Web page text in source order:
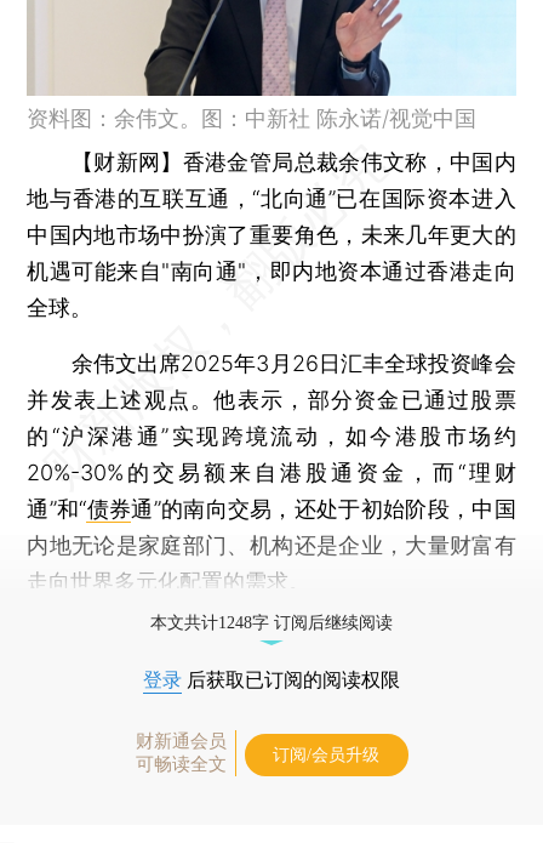
资料图：余伟文。图：中新社 陈永诺/视觉中国
【财新网】 香港金管局总裁余伟文称，中国内
地与香港的互联互通，“北向通”已在国际资本进入
中国内地市场中扮演了重要角色，未来几年更大的
机遇可能来自"南向通"，即内地资本通过香港走向
全球。
余伟文出席2025年3月26日汇丰全球投资峰会
并发表上述观点。他表示，部分资金已通过股票
的“沪深港通”实现跨境流动，如今港股市场约
20%-30%的交易额来自港股通资金，而“理财
通”和“债券通”的南向交易，还处于初始阶段，中国
内地无论是家庭部门、机构还是企业，大量财富有
走向世界多元化配置的需求。
本文共计1248字 订阅后继续阅读
登录 后获取已订阅的阅读权限
财新通会员
可畅读全文
订阅/会员升级